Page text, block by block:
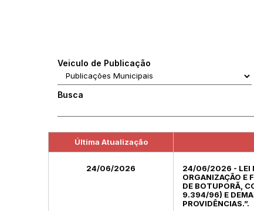
Veiculo de Publicação
Busca
Última Atualização
24/06/2026
24/06/2026 - LEI
ORGANIZAÇÃO E
DE BOTUPORÃ,
9.394/96) E
PROVIDÊNCIAS.”.